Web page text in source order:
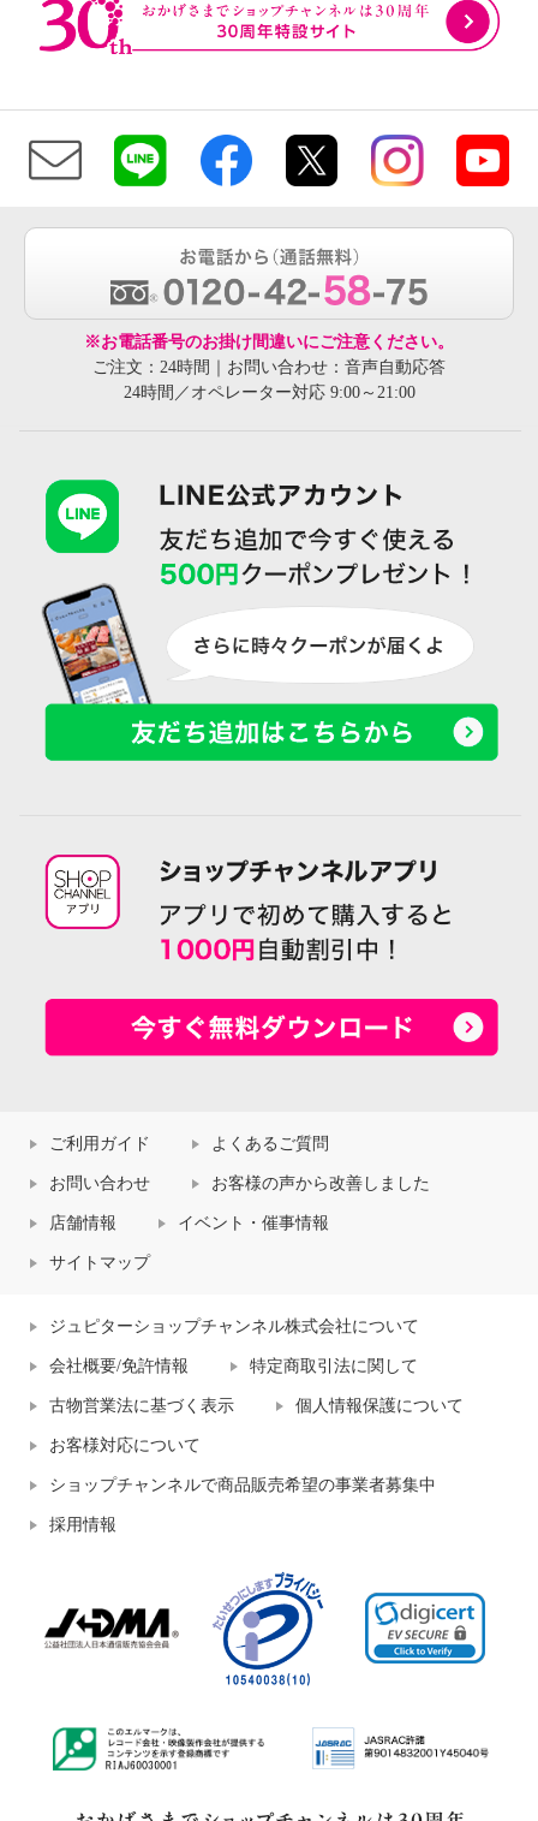
※お電話番号のお掛け間違いにご注意ください。
ご注文：24時間｜お問い合わせ：音声自動応答
24時間／オペレーター対応 9:00～21:00
ご利用ガイド よくあるご質問
お問い合わせ お客様の声から改善しました
店舗情報 イベント・催事情報
サイトマップ
ジュピターショップチャンネル株式会社について
会社概要/免許情報 特定商取引法に関して
古物営業法に基づく表示 個人情報保護について
お客様対応について
ショップチャンネルで商品販売希望の事業者募集中
採用情報